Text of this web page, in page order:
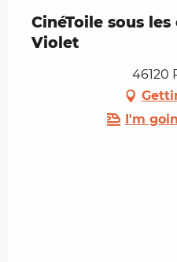
CinéToile sous
Violet
46120
I'm